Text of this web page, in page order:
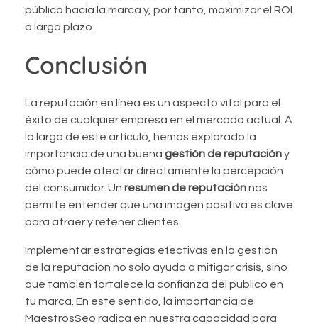
público hacia la marca y, por tanto, maximizar el ROI
a largo plazo.
Conclusión
La reputación en línea es un aspecto vital para el
éxito de cualquier empresa en el mercado actual. A
lo largo de este artículo, hemos explorado la
importancia de una buena gestión de reputacióny
cómo puede afectar directamente la percepción
del consumidor. Un resumen de reputaciónnos
permite entender que una imagen positiva es clave
para atraer y retener clientes.
Implementar estrategias efectivas en la gestión
de la reputación no solo ayuda a mitigar crisis, sino
que también fortalece la confianza del público en
tu marca. En este sentido, la importancia de
MaestrosSeo radica en nuestra capacidad para